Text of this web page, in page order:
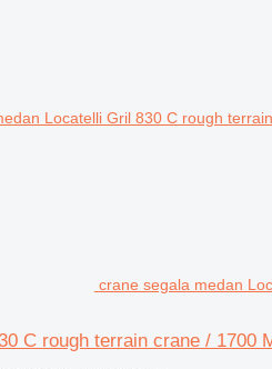
crane segala medan
C rough terrain crane / 1700